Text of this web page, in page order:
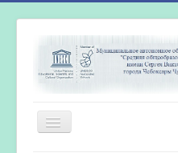
Включить/
выключить